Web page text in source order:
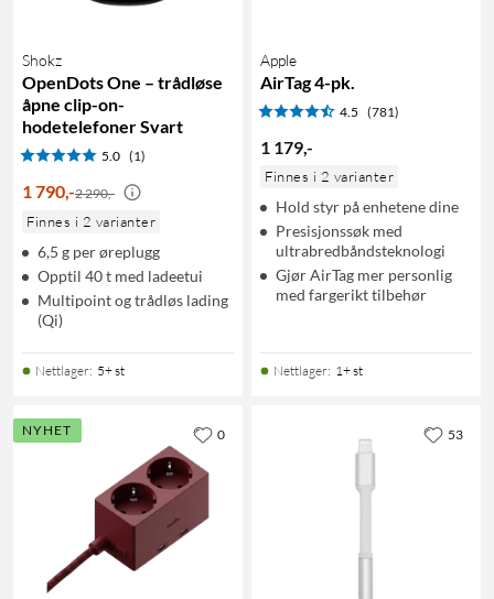
Shokz
OpenDots One – trådløse
åpne clip-on-
hodetelefoner Svart
5.0 (1)
1 790,-2 290,-
Finnes i 2 varianter
6,5 g per øreplugg
Opptil 40 t med ladeetui
Multipoint og trådløs lading
(Qi)
Nettlager: 5+ st
Apple
AirTag 4-pk.
4.5 (781)
1 179,-
Finnes i 2 varianter
Hold styr på enhetene dine
Presisjonssøk med
ultrabredbåndsteknologi
Gjør AirTag mer personlig
med fargerikt tilbehør
Nettlager: 1+ st
NYHET 0 53